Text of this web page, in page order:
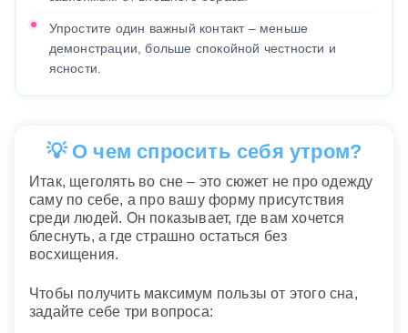
Упростите один важный контакт – меньше
демонстрации, больше спокойной честности и
ясности.
💡 О чем спросить себя утром?
Итак, щеголять во сне – это сюжет не про одежду
саму по себе, а про вашу форму присутствия
среди людей. Он показывает, где вам хочется
блеснуть, а где страшно остаться без
восхищения.
Чтобы получить максимум пользы от этого сна,
задайте себе три вопроса: